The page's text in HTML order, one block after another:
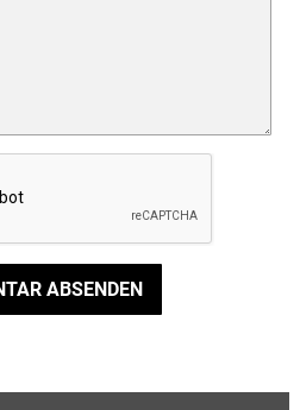
ABSENDEN